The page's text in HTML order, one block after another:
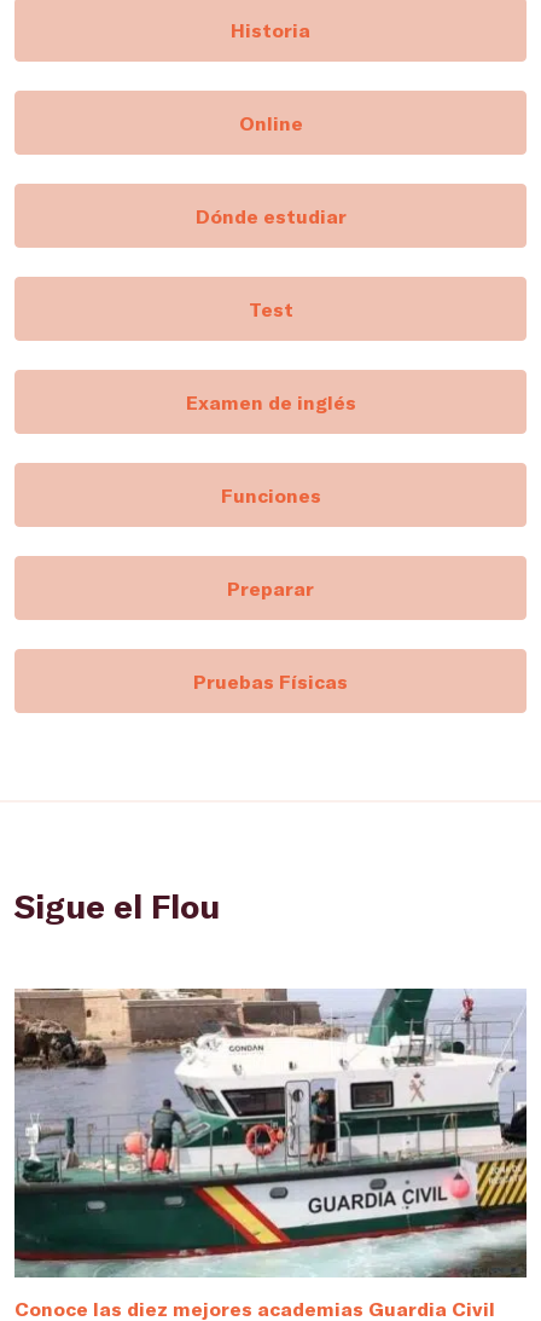
Historia
Online
Dónde estudiar
Test
Examen de inglés
Funciones
Preparar
Pruebas Físicas
Sigue el Flou
Conoce las diez mejores academias Guardia Civil